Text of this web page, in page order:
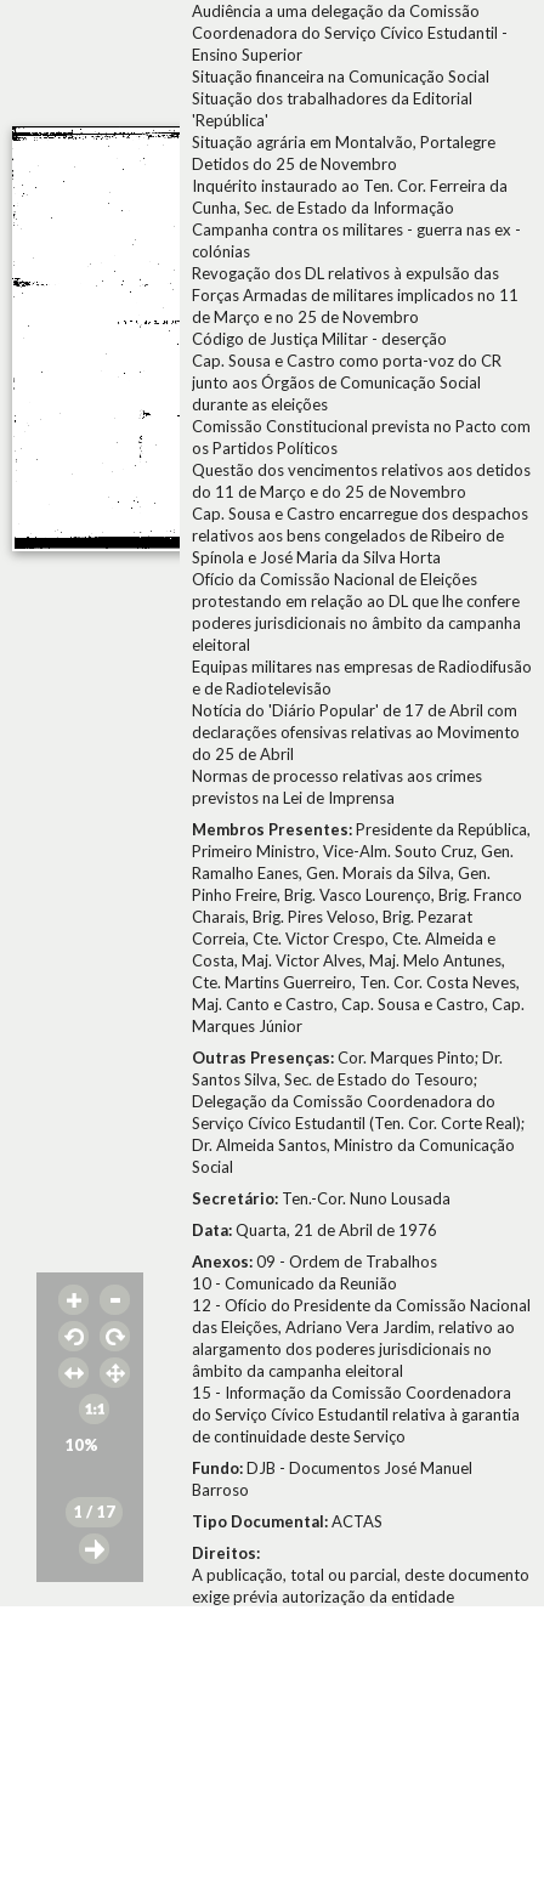
10%
1 / 17
Audiência a uma delegação da Comissão
Coordenadora do Serviço Cívico Estudantil -
Ensino Superior
Situação financeira na Comunicação Social
Situação dos trabalhadores da Editorial
'República'
Situação agrária em Montalvão, Portalegre
Detidos do 25 de Novembro
Inquérito instaurado ao Ten. Cor. Ferreira da
Cunha, Sec. de Estado da Informação
Campanha contra os militares - guerra nas ex -
colónias
Revogação dos DL relativos à expulsão das
Forças Armadas de militares implicados no 11
de Março e no 25 de Novembro
Código de Justiça Militar - deserção
Cap. Sousa e Castro como porta-voz do CR
junto aos Órgãos de Comunicação Social
durante as eleições
Comissão Constitucional prevista no Pacto com
os Partidos Políticos
Questão dos vencimentos relativos aos detidos
do 11 de Março e do 25 de Novembro
Cap. Sousa e Castro encarregue dos despachos
relativos aos bens congelados de Ribeiro de
Spínola e José Maria da Silva Horta
Ofício da Comissão Nacional de Eleições
protestando em relação ao DL que lhe confere
poderes jurisdicionais no âmbito da campanha
eleitoral
Equipas militares nas empresas de Radiodifusão
e de Radiotelevisão
Notícia do 'Diário Popular' de 17 de Abril com
declarações ofensivas relativas ao Movimento
do 25 de Abril
Normas de processo relativas aos crimes
previstos na Lei de Imprensa
Membros Presentes:Presidente da República,
Primeiro Ministro, Vice-Alm. Souto Cruz, Gen.
Ramalho Eanes, Gen. Morais da Silva, Gen.
Pinho Freire, Brig. Vasco Lourenço, Brig. Franco
Charais, Brig. Pires Veloso, Brig. Pezarat
Correia, Cte. Victor Crespo, Cte. Almeida e
Costa, Maj. Victor Alves, Maj. Melo Antunes,
Cte. Martins Guerreiro, Ten. Cor. Costa Neves,
Maj. Canto e Castro, Cap. Sousa e Castro, Cap.
Marques Júnior
Outras Presenças:Cor. Marques Pinto; Dr.
Santos Silva, Sec. de Estado do Tesouro;
Delegação da Comissão Coordenadora do
Serviço Cívico Estudantil (Ten. Cor. Corte Real);
Dr. Almeida Santos, Ministro da Comunicação
Social
Secretário: Ten.-Cor. Nuno Lousada
Data:Quarta, 21 de Abril de 1976
Anexos:09 - Ordem de Trabalhos
10 - Comunicado da Reunião
12 - Ofício do Presidente da Comissão Nacional
das Eleições, Adriano Vera Jardim, relativo ao
alargamento dos poderes jurisdicionais no
âmbito da campanha eleitoral
15 - Informação da Comissão Coordenadora
do Serviço Cívico Estudantil relativa à garantia
de continuidade deste Serviço
Fundo:DJB - Documentos José Manuel
Barroso
Tipo Documental:ACTAS
Direitos:
A publicação, total ou parcial, deste documento
exige prévia autorização da entidade